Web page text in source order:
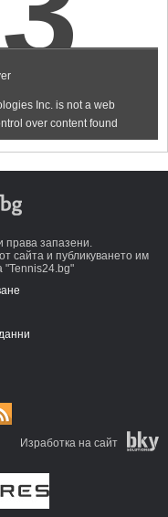
права запазени.
сайта и публикуването им
"Tennis24.bg"
Изработка на сайт